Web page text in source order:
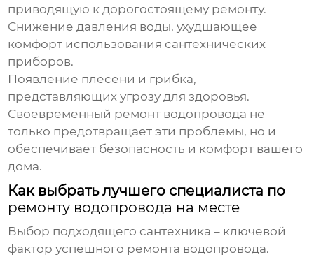
приводящую к дорогостоящему ремонту.
Снижение давления воды, ухудшающее
комфорт использования сантехнических
приборов.
Появление плесени и грибка,
представляющих угрозу для здоровья.
Своевременный ремонт водопровода не
только предотвращает эти проблемы, но и
обеспечивает безопасность и комфорт вашего
дома.
Как выбрать лучшего специалиста по
ремонту водопровода на месте
Выбор подходящего сантехника – ключевой
фактор успешного ремонта водопровода.